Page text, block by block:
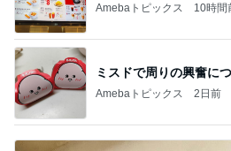
Amebaトピックス 10時間
ミスドで周りの興奮に
Amebaトピックス 2日前